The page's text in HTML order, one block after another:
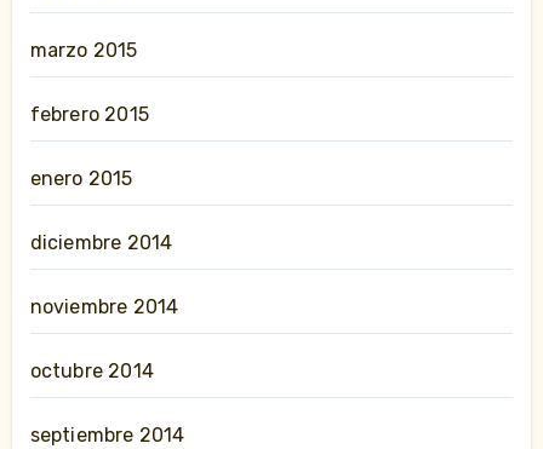
marzo 2015
febrero 2015
enero 2015
diciembre 2014
noviembre 2014
octubre 2014
septiembre 2014